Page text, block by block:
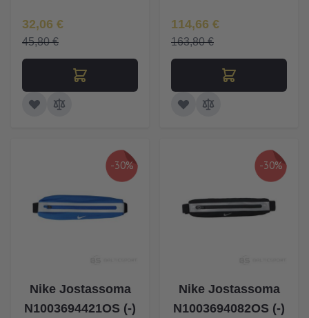
Īpaša Cena
32,06 €
45,80 €
Īpaša Cena
114,66 €
163,80 €
-30%
Nike Jostassoma
N1003694421OS (-)
-30%
Nike Jostassoma
N1003694082OS (-)